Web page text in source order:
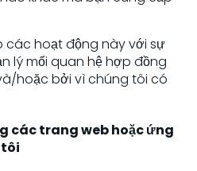
các hoạt động này với sự
lý mối quan hệ hợp đồng
hoặc bởi vì chúng tôi có
các trang web hoặc ứng